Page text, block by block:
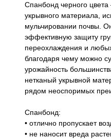
Спанбонд черного
укрывного материала,
мульчировании почвы.
эффективную защиту
переохлаждения и
благодаря чему можно
урожайность
нетканый укрывной
рядом неоспоримых
Спанбонд:
• отлично пропускает
• не наносит вреда